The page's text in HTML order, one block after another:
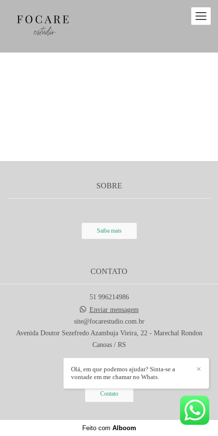
SOBRE
Saiba mais
CONTATO
51 996214986
Enviar mensagem
site@focarestudio.com.br
Avenida Doutor Sezefredo Azambuja Vieira, 22 - Marechal Rondon
Canoas / RS
Contato
✕
Olá, em que podemos ajudar? Sinta-se a
vontade em me chamar no Whats.
Feito com Alboom